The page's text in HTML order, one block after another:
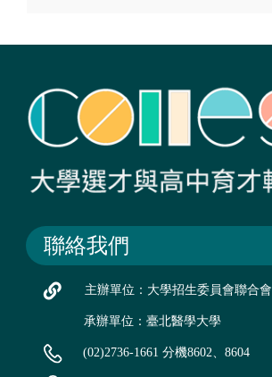
聯絡我們
主辦單位：大學招生委員會聯合會
承辦單位：臺北醫學大學
(02)2736-1661 分機8602、8604